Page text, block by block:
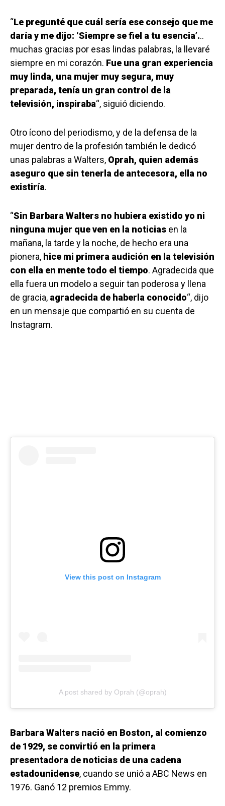
“Le pregunté que cuál sería ese consejo que me
daría y me dijo: ‘Siempre se fiel a tu esencia’...
muchas gracias por esas lindas palabras, la llevaré
siempre en mi corazón. Fue una gran experiencia
muy linda, una mujer muy segura, muy
preparada, tenía un gran control de la
televisión, inspiraba“, siguió diciendo.
Otro ícono del periodismo, y de la defensa de la
mujer dentro de la profesión también le dedicó
unas palabras a Walters, Oprah, quien además
aseguro que sin tenerla de antecesora, ella no
existiría.
“Sin Barbara Walters no hubiera existido yo ni
ninguna mujer que ven en la noticias en la
mañana, la tarde y la noche, de hecho era una
pionera, hice mi primera audición en la televisión
con ella en mente todo el tiempo. Agradecida que
ella fuera un modelo a seguir tan poderosa y llena
de gracia, agradecida de haberla conocido“, dijo
en un mensaje que compartió en su cuenta de
Instagram.
View this post on Instagram
A post shared by Oprah (@oprah)
Barbara Walters nació en Boston, al comienzo
de 1929, se convirtió en la primera
presentadora de noticias de una cadena
estadounidense, cuando se unió a ABC News en
1976. Ganó 12 premios Emmy.